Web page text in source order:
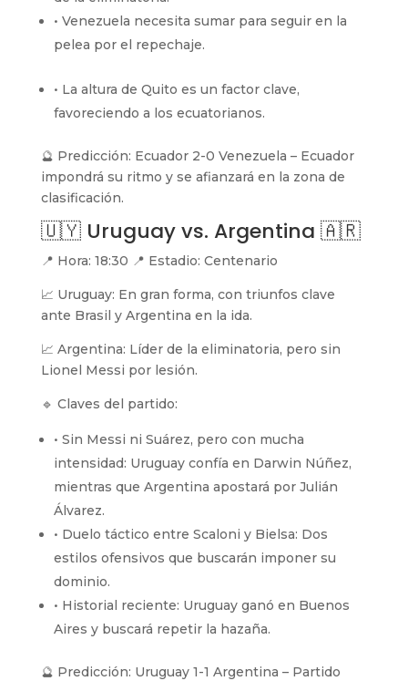
• Venezuela necesita sumar para seguir en la
pelea por el repechaje.
• La altura de Quito es un factor clave,
favoreciendo a los ecuatorianos.
🔮 Predicción: Ecuador 2-0 Venezuela – Ecuador
impondrá su ritmo y se afianzará en la zona de
clasificación.
🇺🇾 Uruguay vs. Argentina 🇦🇷
📍 Hora: 18:30 📍 Estadio: Centenario
📈 Uruguay: En gran forma, con triunfos clave
ante Brasil y Argentina en la ida.
📈 Argentina: Líder de la eliminatoria, pero sin
Lionel Messi por lesión.
🔹 Claves del partido:
• Sin Messi ni Suárez, pero con mucha
intensidad: Uruguay confía en Darwin Núñez,
mientras que Argentina apostará por Julián
Álvarez.
• Duelo táctico entre Scaloni y Bielsa: Dos
estilos ofensivos que buscarán imponer su
dominio.
• Historial reciente: Uruguay ganó en Buenos
Aires y buscará repetir la hazaña.
🔮 Predicción: Uruguay 1-1 Argentina – Partido